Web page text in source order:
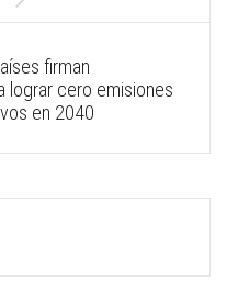
firman
lograr cero emisiones
en 2040